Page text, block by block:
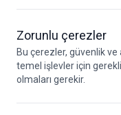
Zorunlu çerezler
Bu çerezler, güvenlik
temel işlevler için
olmaları gerekir.
‘UÇUŞ
Yenilikçi ve teknoloji
markası haline gelen
sunulduğu günden